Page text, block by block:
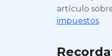
artículo
impuestos.